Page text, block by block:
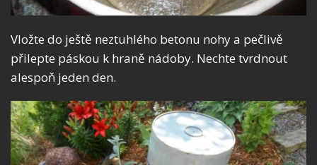
Vložte do ještě neztuhlého betonu nohy a pečlivě
přilepte páskou k hraně nádoby. Nechte tvrdnout
alespoň jeden den.